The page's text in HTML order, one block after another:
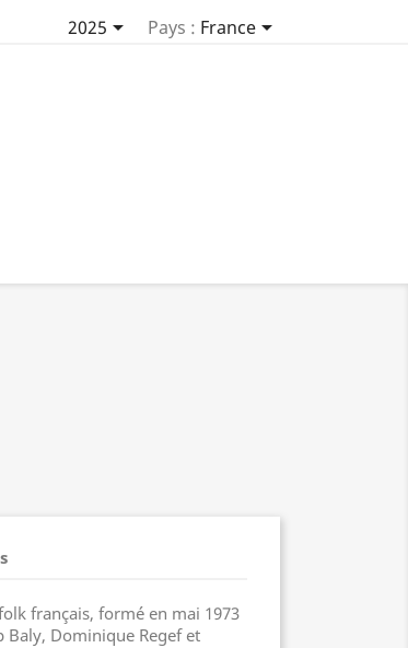
2025 Pays : France
français, formé en mai 1973
Baly, Dominique Regef et